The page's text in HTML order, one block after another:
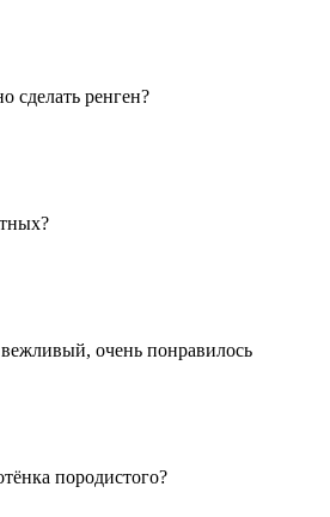
сделать ренген?
очень понравилось
породистого?